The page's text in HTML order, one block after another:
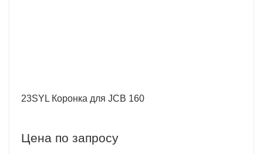
23SYL Коронка для JCB 160
Цена по запросу